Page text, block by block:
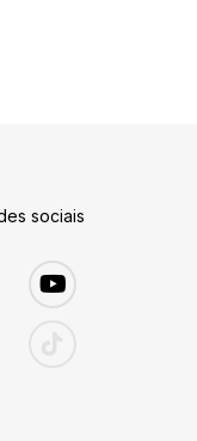
sociais